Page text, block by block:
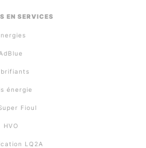
EN SERVICES
AdBlue
énergie
Fioul
HVO
LQ2A